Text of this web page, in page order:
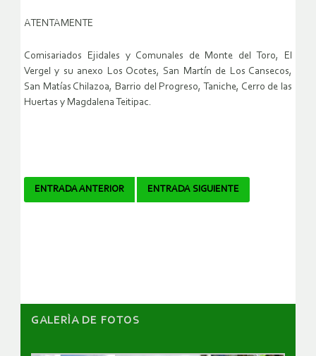
ATENTAMENTE
Comisariados Ejidales y Comunales de Monte del Toro, El
Vergel y su anexo Los Ocotes, San Martín de Los Cansecos,
San Matías Chilazoa, Barrio del Progreso, Taniche, Cerro de las
Huertas y Magdalena Teitipac.
Navegador
ENTRADA ANTERIOR ENTRADA SIGUIENTE
GALERÌA DE FOTOS